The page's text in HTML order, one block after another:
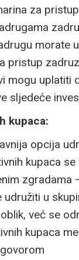
za
morate
pristup
mogu uplatiti
sljedeće
kupaca:
opcija
kupaca
zgradama
udružiti u
već se
kupaca